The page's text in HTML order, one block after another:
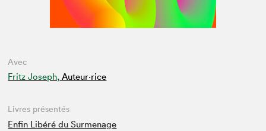
Avec
Fritz Joseph, Auteur·rice
Livres présentés
Enfin Libéré du Surmenage